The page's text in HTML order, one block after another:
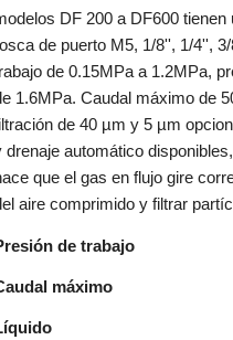
DF 200 a DF600
de puerto M5, 1/8'', 1/4'',
de 0.15MPa a 1.2MPa,
1.6MPa. Caudal máximo de
de 40 µm y 5 µm
drenaje automático
que el gas en flujo gire
aire comprimido y filtrar
de trabajo
máximo